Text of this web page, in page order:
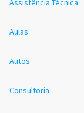
Assistência Técnica
Aulas
Autos
Consultoria